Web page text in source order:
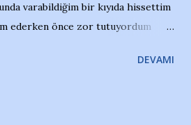
varabildiğim bir kıyıda hissettim
ederken önce zor tutuyordum
ancak…Kendisinin web
DEVAMI